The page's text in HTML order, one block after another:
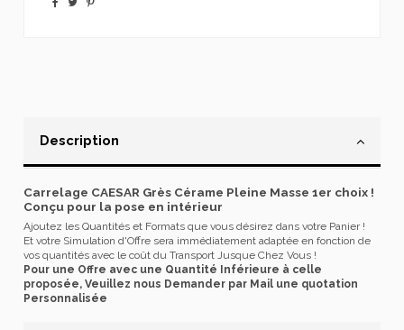
Description
Carrelage CAESAR Grès Cérame Pleine Masse 1er choix !
Conçu pour la pose en intérieur
Ajoutez les Quantités et Formats que vous désirez dans votre Panier !
Et votre Simulation d'Offre sera immédiatement adaptée en fonction de
vos quantités avec le coût du Transport Jusque Chez Vous !
Pour une Offre avec une Quantité Inférieure à celle
proposée, Veuillez nous Demander par Mail une quotation
Personnalisée